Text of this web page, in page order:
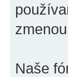
Naše